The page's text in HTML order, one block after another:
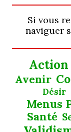
Si vous
naviguer
Avenir
Désir
Menus
Santé